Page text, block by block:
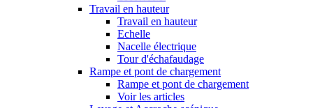
Travail en hauteur
Travail en hauteur
Echelle
Nacelle électrique
Tour d'échafaudage
Rampe et pont de chargement
Rampe et pont de chargement
Voir les articles